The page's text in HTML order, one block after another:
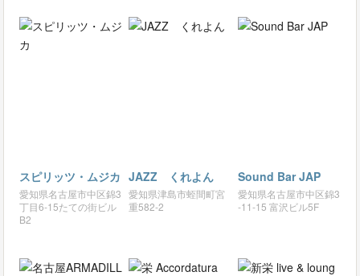
スピリッツ・ムジカ
愛知県名古屋市中区錦3
丁目6-15たての街ビル
B2
JAZZ くれよん
愛知県津島市蛭間町宮
重582-2
Sound Bar JAP
愛知県名古屋市中区錦3
-11-15 富沢ビル5F